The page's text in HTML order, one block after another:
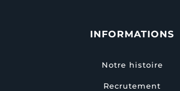
INFORMATIONS
Notre histoire
Recrutement